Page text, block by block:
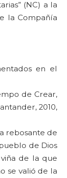
(NC) a la
la Compañía
en el
de Crear,
2010,
rebosante de
de Dios
de la que
se valió de la